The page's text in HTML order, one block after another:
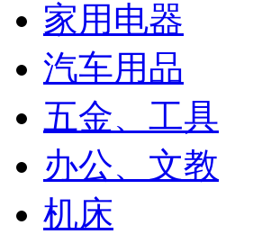
家用电器
汽车用品
五金、工具
办公、文教
机床